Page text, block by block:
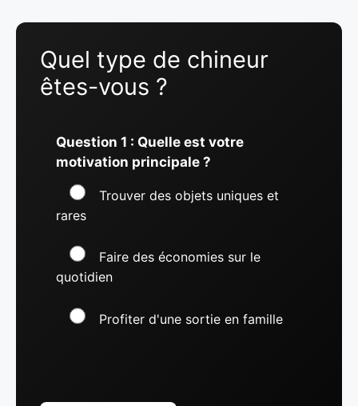
Quel type de chineur
êtes-vous ?
Question 1 : Quelle est votre
motivation principale ?
Trouver des objets uniques et
rares
Faire des économies sur le
quotidien
Profiter d'une sortie en famille